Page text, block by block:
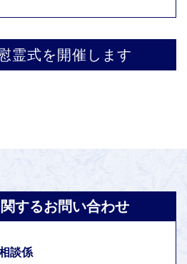
霊式を開催します
するお問い合わせ
談係